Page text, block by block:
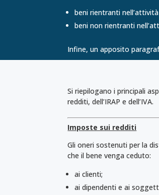
beni rientranti
beni non rientranti
Infine, un apposito
Si riepilogano i principali
redditi, dell’IRAP e dell’IVA.
Imposte sui redditi
Gli oneri sostenuti per la
che il bene venga ceduto:
ai clienti;
ai dipendenti e ai